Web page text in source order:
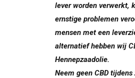
lever worden verwerkt,
ernstige problemen
mensen met een
alternatief hebben wij
Hennepzaadolie.
Neem geen CBD